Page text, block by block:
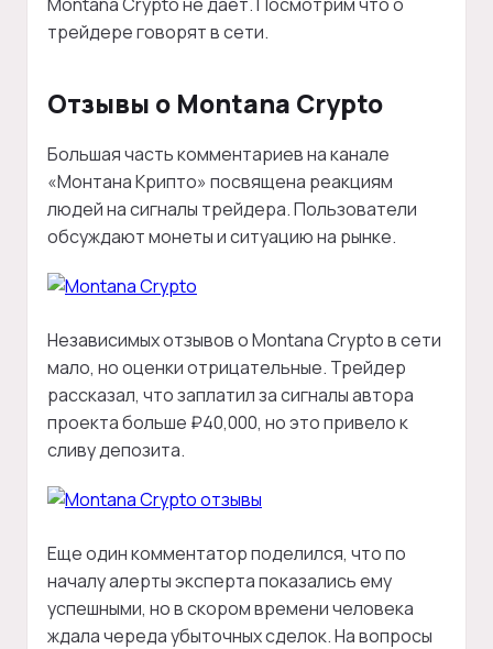
трейдере говорят в сети.
Отзывы о Montana Crypto
Большая часть комментариев на канале
«Монтана Крипто» посвящена реакциям
людей на сигналы трейдера. Пользователи
обсуждают монеты и ситуацию на рынке.
Независимых отзывов о Montana Crypto в сети
мало, но оценки отрицательные. Трейдер
рассказал, что заплатил за сигналы автора
проекта больше ₽40,000, но это привело к
сливу депозита.
Еще один комментатор поделился, что по
началу алерты эксперта показались ему
успешными, но в скором времени человека
ждала череда убыточных сделок. На вопросы